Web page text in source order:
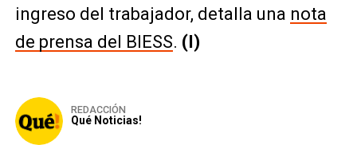
ingreso del trabajador, detalla una nota
de prensa del BIESS. (I)
REDACCIÓN
Qué Noticias!